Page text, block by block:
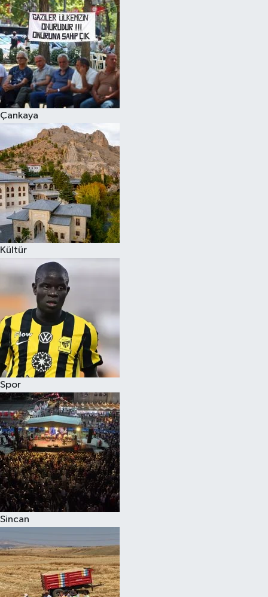
Çankaya
Kültür
Spor
Sincan